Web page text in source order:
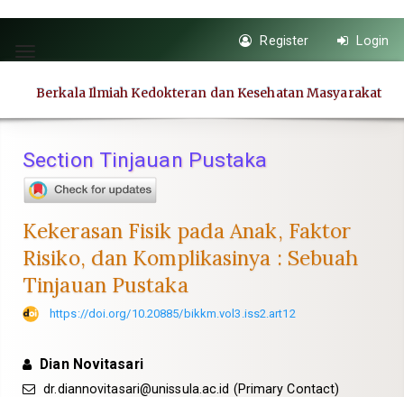
jump
content
Navigation
Main
Sidebar
Toggle
Register Login
Berkala Ilmiah Kedokteran dan Kesehatan Masyarakat
Section Tinjauan Pustaka
Kekerasan Fisik pada Anak, Faktor
Risiko, dan Komplikasinya : Sebuah
Tinjauan Pustaka
https://doi.org/10.20885/bikkm.vol3.iss2.art12
Dian Novitasari
dr.diannovitasari@unissula.ac.id (Primary Contact)